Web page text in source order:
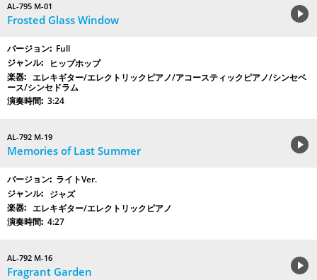
AL-795 M-01
Frosted Glass Window
Full
ヒップホップ
エレキギター/エレクトリックピアノ/アコースティックピアノ/シンセベ
ース/シンセドラム
3:24
AL-792 M-19
Memories of Last Summer
ライトVer.
ジャズ
エレキギター/エレクトリックピアノ
4:27
AL-792 M-16
Fragrant Garden